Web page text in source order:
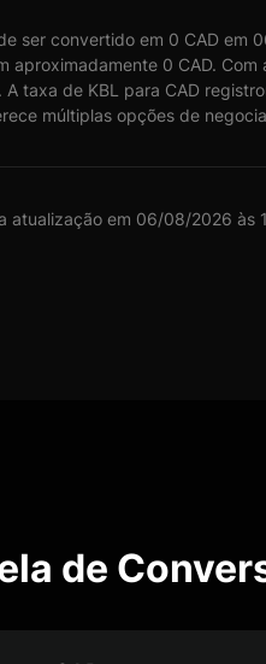
ser convertido em 0 CAD em
aproximadamente 0 CAD.
A taxa de KBL para CAD
múltiplas opções de
atualização em 06/08/2026 às
de